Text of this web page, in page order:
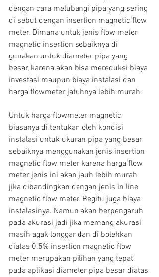
dengan cara melubangi pipa yang sering
di sebut dengan insertion magnetic flow
meter. Dimana untuk jenis flow meter
magnetic insertion sebaiknya di
gunakan untuk diameter pipa yang
besar, karena akan bisa mereduksi biaya
investasi maupun biaya instalasi dan
harga flowmeter jatuhnya lebih murah.
Untuk harga flowmeter magnetic
biasanya di tentukan oleh kondisi
instalasi untuk ukuran pipa yang besar
sebaiknya menggunakan jenis insertion
magnetic flow meter karena harga flow
meter jenis ini akan jauh lebih murah
jika dibandingkan dengan jenis in line
magnetic flow meter. Begitu juga biaya
instalasinya. Namun akan berpengaruh
pada akurasi jadi jika memang akurasi
masih agak longgar dan di bolehkan
diatas 0.5% insertion magnetic flow
meter merupakan pilihan yang tepat
pada aplikasi diameter pipa besar diatas